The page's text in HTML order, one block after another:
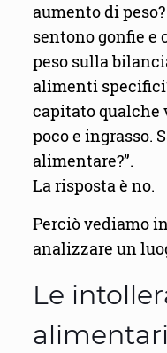
aumento di
sentono gonfie e
peso sulla
alimenti
capitato qualche
poco e ingrasso.
alimentare?”.
La risposta è no.
Perciò vediamo
analizzare un
Le